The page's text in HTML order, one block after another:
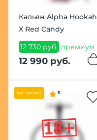
Кальян Alpha Hookah
X Red Candy
12 730 руб. премиум
12 990 руб.
Хит продаж 5